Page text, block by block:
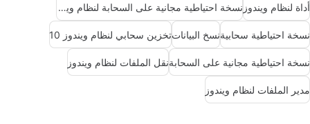
أداة لنظام ويندوز نسخة احتياطية مجانية على السحابة لنظام ويندوز
نسخة احتياطية سحابيةنسخ البياناتتخزين سحابي لنظام ويندوز 10
نسخة احتياطية مجانية على السحابةنقل الملفات لنظام ويندوز
مدير الملفات لنظام ويندوز